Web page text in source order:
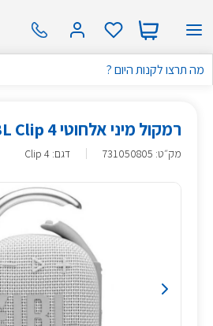
רמקול מיני אלחוטי JBL Clip 4 לבן
מק״ט:
731050805 דגם: Clip 4